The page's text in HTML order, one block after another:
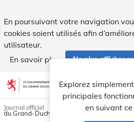
En poursuivant votre navigation
cookies soient utilisés afin
utilisateur.
En savoir plus
Ne plus afficher
Aller au contenu account_circle
Explorez
principales
en suivant
Journal officiel
du Grand-Duché de Luxembourg